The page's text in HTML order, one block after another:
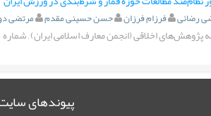
رضائی فرزام فرزان حسن حسینی مقدم مرتضی
پژوهش‌های اخلاقی (انجمن معارف اسلامی ایران),شماره
پیوندهای